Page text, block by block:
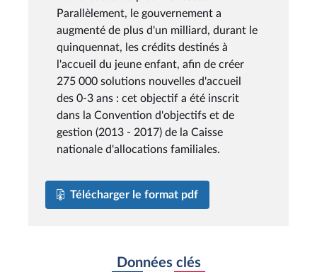
Parallèlement, le gouvernement a
augmenté de plus d'un milliard, durant le
quinquennat, les crédits destinés à
l'accueil du jeune enfant, afin de créer
275 000 solutions nouvelles d'accueil
des 0-3 ans : cet objectif a été inscrit
dans la Convention d'objectifs et de
gestion (2013 - 2017) de la Caisse
nationale d'allocations familiales.
Télécharger le format pdf
Données clés